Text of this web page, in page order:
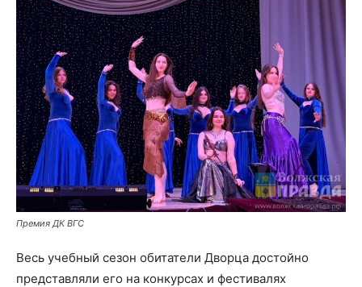
Премия ДК ВГС
Весь учебный сезон обитатели Дворца достойно
представляли его на конкурсах и фестивалях